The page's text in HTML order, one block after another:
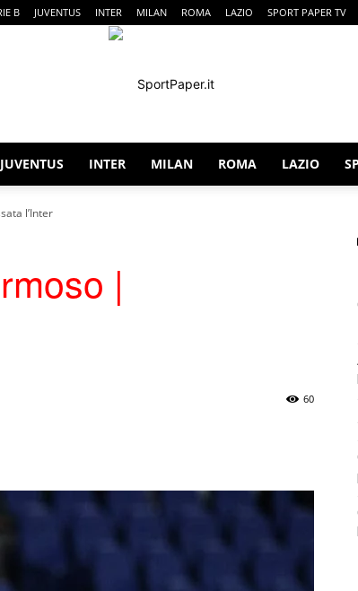
B JUVENTUS INTER MILAN ROMA LAZIO SPORT PAPER TV
JUVENTUS INTER MILAN ROMA LAZIO
l’Inter
|
60